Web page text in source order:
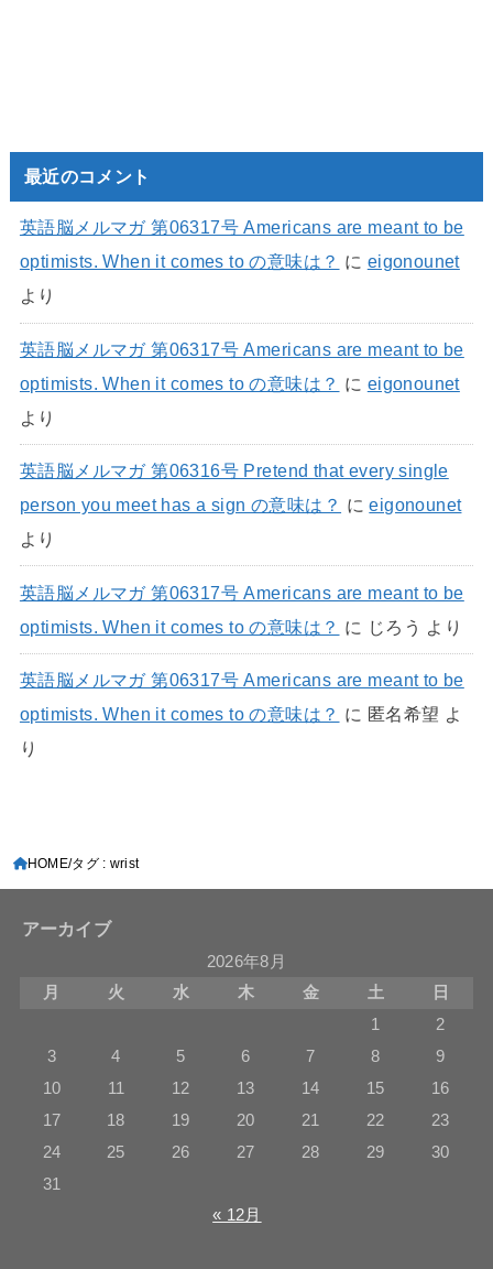
最近のコメント
英語脳メルマガ 第06317号 Americans are meant to be
optimists. When it comes to の意味は？ に eigonounet
より
英語脳メルマガ 第06317号 Americans are meant to be
optimists. When it comes to の意味は？ に eigonounet
より
英語脳メルマガ 第06316号 Pretend that every single
person you meet has a sign の意味は？ にeigonounet
より
英語脳メルマガ 第06317号 Americans are meant to be
optimists. When it comes to の意味は？ に じろう より
英語脳メルマガ 第06317号 Americans are meant to be
optimists. When it comes to の意味は？ に 匿名希望 よ
り
HOME タグ : wrist
アーカイブ
2026年8月
月
火 水 木 金 土
日
1
2
3
4 5 6 7 8
9
10
11 12 13 14 15
16
17
18 19 20 21 22
23
24
25 26 27 28 29
30
31
« 12月